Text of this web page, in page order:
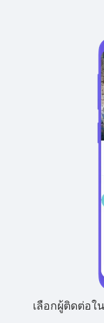
เลือกผู้ติดต่อใ